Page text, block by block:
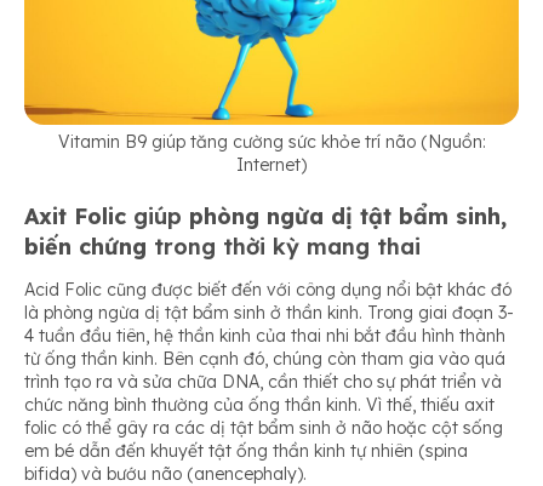
Vitamin B9 giúp tăng cường sức khỏe trí não (Nguồn:
Internet)
Axit Folic giúp phòng ngừa dị tật bẩm sinh,
biến chứng trong thời kỳ mang thai
Acid Folic cũng được biết đến với công dụng nổi bật khác đó
là phòng ngừa dị tật bẩm sinh ở thần kinh. Trong giai đoạn 3-
4 tuần đầu tiên, hệ thần kinh của thai nhi bắt đầu hình thành
từ ống thần kinh. Bên cạnh đó, chúng còn tham gia vào quá
trình tạo ra và sửa chữa DNA, cần thiết cho sự phát triển và
chức năng bình thường của ống thần kinh. Vì thế, thiếu axit
folic có thể gây ra các dị tật bẩm sinh ở não hoặc cột sống
em bé dẫn đến khuyết tật ống thần kinh tự nhiên (spina
bifida) và bướu não (anencephaly).